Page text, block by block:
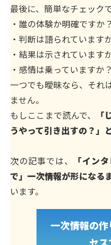
最後に、簡単なチェックで
・誰の体験か明確ですか？
・判断は語られています
・結果は示されています
・感情は乗っていますか？
一つでも曖昧なら、それ
ません。
もしここまで読んで、
うやって引き出すの？」
次の記事では、
「イン
で」一次情報が形になる
います。
一次情報の
セス